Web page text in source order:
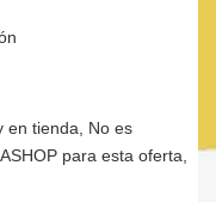
en tienda, No es
para esta oferta,